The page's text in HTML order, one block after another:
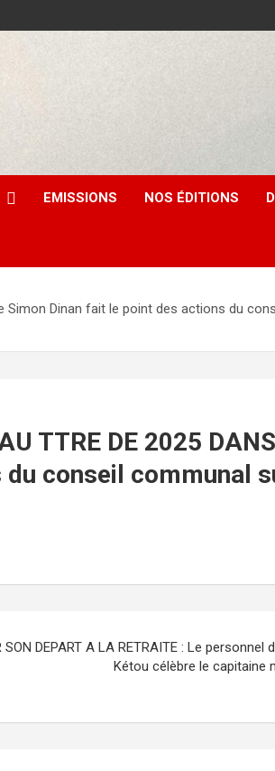
EMISSIONS NOS ÉDITIONS
Simon Dinan fait le point des actions du
TTRE DE 2025
du conseil communal
SON DEPART A LA RETRAITE : Le
Kétou célèbre le capitaine